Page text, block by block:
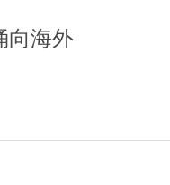
向海外